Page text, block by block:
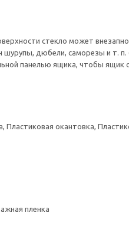
стекло может внезапно
дюбели, саморезы и т. п.
панелью ящика, чтобы ящик
окантовка,
пленка